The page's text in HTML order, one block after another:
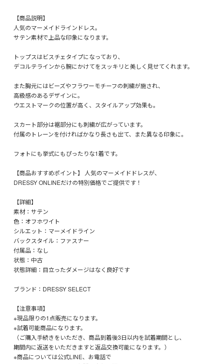
【商品説明】
人気のマーメイドラインドレス。
サテン素材で上品な印象になります。
トップスはビスチェタイプになっており、
デコルテラインから腕にかけてをスッキリと美しく見せてくれます。
また胸元にはビーズやフラワーモチーフの刺繍が施され、
高級感のあるデザインに。
ウエストマークの位置が高く、スタイルアップ効果も。
スカート部分は裾部分にも刺繍が広がっています。
付属のトレーンを付ければかなり長さも出て、また異なる印象に。
フォトにも挙式にもぴったりな1着です。
【商品おすすめポイント】 人気のマーメイドドレスが、
DRESSY ONLINEだけの特別価格でご提供です！
【詳細】
素材：サテン
色：オフホワイト
シルエット：マーメイドライン
バックスタイル：ファスナー
付属品：なし
状態：中古
状態詳細：目立ったダメージはなく良好です
ブランド：DRESSY SELECT
【注意事項】
※現品限りの1点販売になります。
※試着可能商品になります。
（ご購入手続きをいただき、商品到着後3日以内を試着期間とし、
期間内に返送をいただきますと返品交換可能になります。）
※商品については公式LINE、お電話で